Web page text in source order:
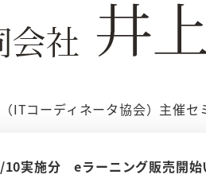
ITコーディネータ協会）主催セ
実施分 eラーニング販売開始